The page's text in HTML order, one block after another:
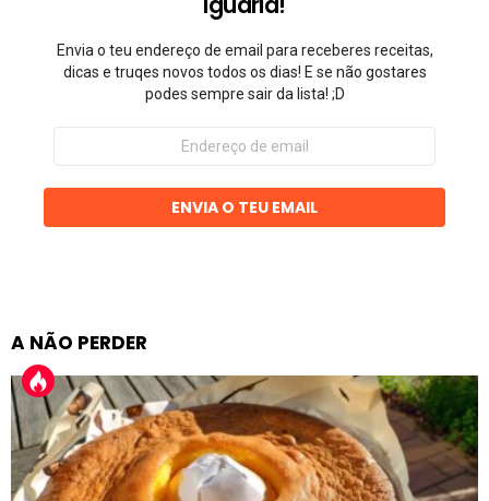
Envia o teu endereço de email para receberes receitas,
dicas e truqes novos todos os dias! E se não gostares
podes sempre sair da lista! ;D
Endereço
email
ENVIA O TEU EMAIL
A NÃO PERDER